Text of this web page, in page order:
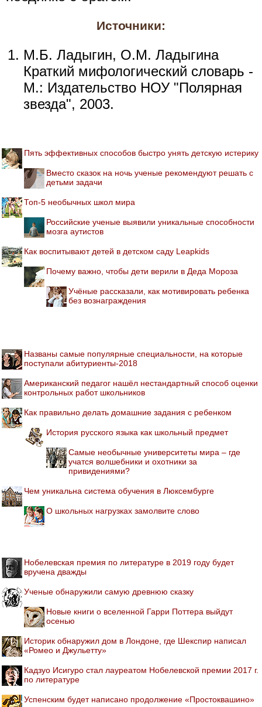
Источники:
М.Б. Ладыгин, О.М. Ладыгина
Краткий мифологический словарь -
М.: Издательство НОУ "Полярная
звезда", 2003.
Пять эффективных способов быстро унять детскую истерику
Вместо сказок на ночь ученые рекомендуют решать с
детьми задачи
Топ-5 необычных школ мира
Российские ученые выявили уникальные способности
мозга аутистов
Как воспитывают детей в детском саду Leapkids
Почему важно, чтобы дети верили в Деда Мороза
Учёные рассказали, как мотивировать ребенка
без вознаграждения
Названы самые популярные специальности, на которые
поступали абитуриенты-2018
Американский педагог нашёл нестандартный способ оценки
контрольных работ школьников
Как правильно делать домашние задания с ребенком
История русского языка как школьный предмет
Самые необычные университеты мира – где
учатся волшебники и охотники за
привидениями?
Чем уникальна система обучения в Люксембурге
О школьных нагрузках замолвите слово
Нобелевская премия по литературе в 2019 году будет
вручена дважды
Ученые обнаружили самую древнюю сказку
Новые книги о вселенной Гарри Поттера выйдут
осенью
Историк обнаружил дом в Лондоне, где Шекспир написал
«Ромео и Джульетту»
Кадзуо Исигуро стал лауреатом Нобелевской премии 2017 г.
по литературе
Успенским будет написано продолжение «Простоквашино»